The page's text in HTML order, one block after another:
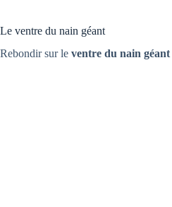
Le ventre du nain géant
Rebondir sur le ventre du nain géant